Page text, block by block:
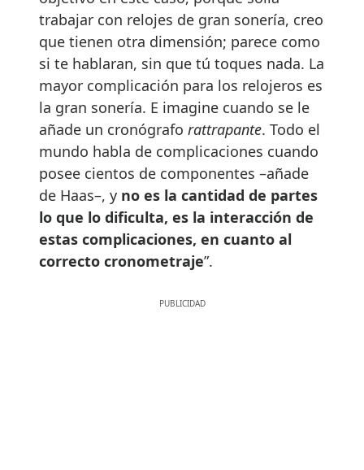
trabajar con relojes de gran sonería, creo
que tienen otra dimensión; parece como
si te hablaran, sin que tú toques nada. La
mayor complicación para los relojeros es
la gran sonería. E imagine cuando se le
añade un cronógrafo rattrapante. Todo el
mundo habla de complicaciones cuando
posee cientos de componentes –añade
de Haas–, y no es la cantidad de partes
lo que lo dificulta, es la interacción de
estas complicaciones, en cuanto al
correcto cronometraje”.